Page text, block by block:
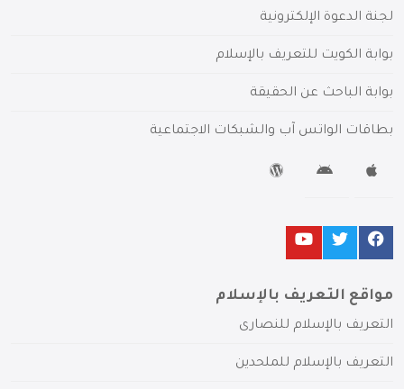
لجنة الدعوة الإلكترونية
بوابة الكويت للتعريف بالإسلام
بوابة الباحث عن الحقيقة
بطاقات الواتس آب والشبكات الاجتماعية
مواقع التعريف بالإسلام
التعريف بالإسلام للنصارى
التعريف بالإسلام للملحدين